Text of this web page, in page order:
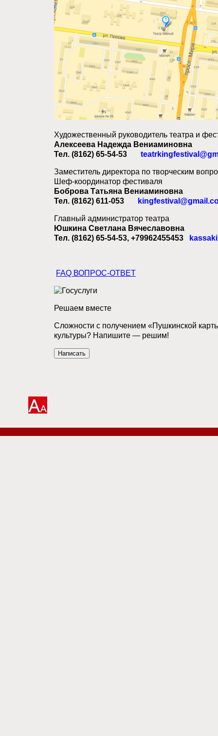
Художественный руководитель театра и
Алексеева Надежда Вениаминовна
Тел. (8162) 65-54-53
Заместитель директора по творческим
Шеф-координатор фестиваля
Боброва Татьяна Вениаминовна
Тел. (8162) 611-053
Главный администратор театра
Юшкина Светлана Вячеславовна
Тел. (8162) 65-54-53, +79962455453
FAQ ВОПРОС-ОТВЕТ
Решаем вместе
Сложности с получением «Пушкинской
культуры? Напишите — решим!
Написать